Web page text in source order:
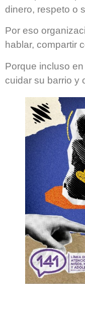
dinero, respeto o
Por eso
hablar, compartir
Porque incluso
cuidar su barrio y